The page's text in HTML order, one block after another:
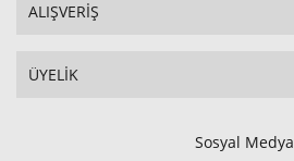
ALIŞVERİŞ
ÜYELİK
Sosyal Medya